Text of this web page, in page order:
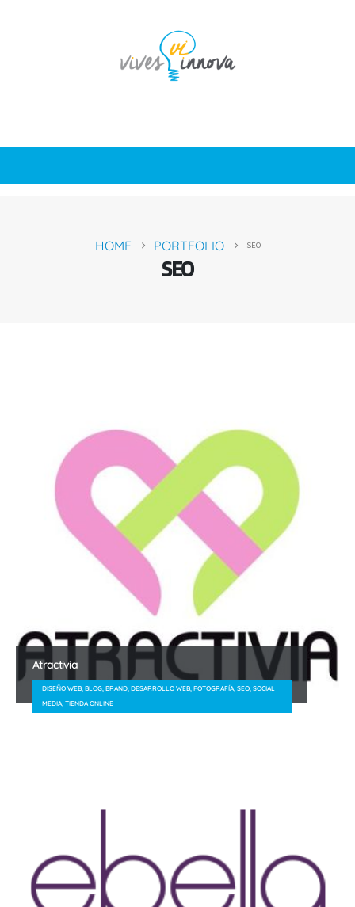
HOME PORTFOLIO SEO
SEO
Atractivia
DISEÑO WEB, BLOG, BRAND, DESARROLLO WEB, FOTOGRAFÍA, SEO, SOCIAL
MEDIA, TIENDA ONLINE